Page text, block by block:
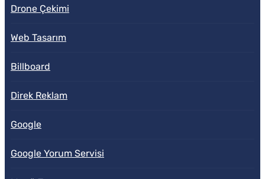
Drone Çekimi
Web Tasarım
Billboard
Direk Reklam
Google
Google Yorum Servisi